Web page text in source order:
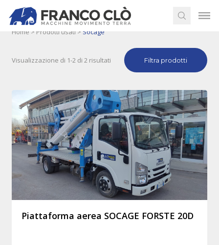
Home > Prodotti usati > Socage
Visualizzazione di 1-2 di 2 risultati Filtra prodotti
Piattaforma aerea SOCAGE FORSTE 20D